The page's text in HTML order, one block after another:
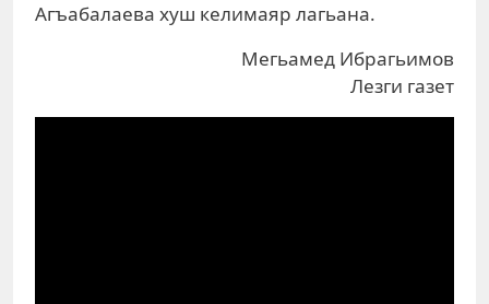
Агъабалаева хуш келимаяр лагьана.
Мегьамед Ибрагьимов
Лезги газет